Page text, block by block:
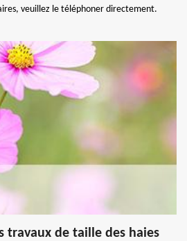
veuillez le téléphoner directement.
travaux de taille des haies